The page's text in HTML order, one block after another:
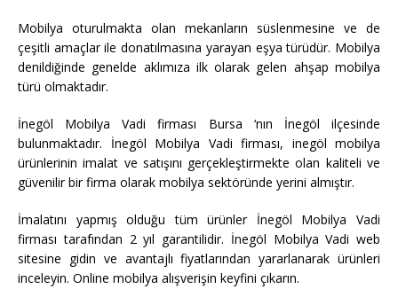
Mobilya oturulmakta olan mekanların süslenmesine ve de
çeşitli amaçlar ile donatılmasına yarayan eşya türüdür. Mobilya
denildiğinde genelde aklımıza ilk olarak gelen ahşap mobilya
türü olmaktadır.
İnegöl Mobilya Vadi firması Bursa ‘nın İnegöl ilçesinde
bulunmaktadır. İnegöl Mobilya Vadi firması, inegöl mobilya
ürünlerinin imalat ve satışını gerçekleştirmekte olan kaliteli ve
güvenilir bir firma olarak mobilya sektöründe yerini almıştır.
İmalatını yapmış olduğu tüm ürünler İnegöl Mobilya Vadi
firması tarafından 2 yıl garantilidir. İnegöl Mobilya Vadi web
sitesine gidin ve avantajlı fiyatlarından yararlanarak ürünleri
inceleyin. Online mobilya alışverişin keyfini çıkarın.